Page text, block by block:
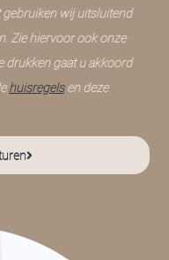
wij uitsluitend
Zie hiervoor ook onze
drukken gaat u akkoord
huisregelsen deze